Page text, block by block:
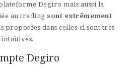
Degiro mais aussi la
au trading sont extrêmement
proposées dans celles-ci sont très
intuitives.
Degiro